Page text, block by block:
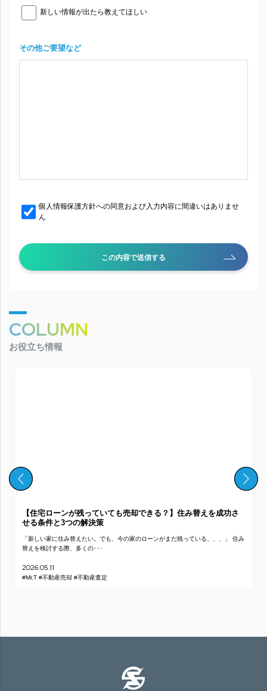
新しい情報が出たら教えてほしい
その他ご要望など
個人情報保護方針への同意および入力内容に間違いはありませ
ん
この内容で送信する
COLUMN
お役立ち情報
【住宅ローンが残っていても売却できる？】住み替えを成功さ
せる条件と3つの解決策
「新しい家に住み替えたい。でも、今の家のローンがまだ残っている、、、」 住み
替えを検討する際、多くの･･･
2026.05.11
#Mr.T #不動産売却 #不動産査定